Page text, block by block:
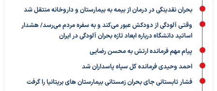
بحران نقدینگی در درمان از بیمه به بیمارستان و داروخانه منتقل شد
وقتی آلودگی از دودکش عبور می‌کند و به سفره مردم می‌رسد/ هشدار
اساتید دانشگاه درباره ابعاد تازه بحران آلودگی در ایران
پیام مهم فرمانده ارتش به محسن رضایی
احمد وحیدی فرمانده کل سپاه پاسداران شد
فشار تابستانی جای بحران زمستانی بیمارستان های بریتانیا را گرفت